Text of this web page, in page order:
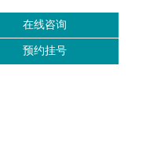
在线咨询
预约挂号